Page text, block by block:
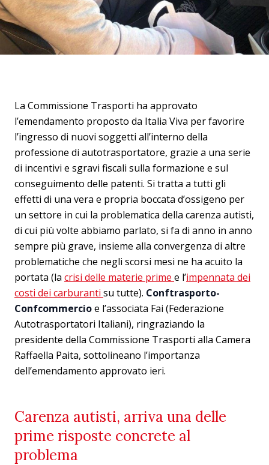
La Commissione Trasporti ha approvato
l’emendamento proposto da Italia Viva per favorire
l’ingresso di nuovi soggetti all’interno della
professione di autotrasportatore, grazie a una serie
di incentivi e sgravi fiscali sulla formazione e sul
conseguimento delle patenti. Si tratta a tutti gli
effetti di una vera e propria boccata d’ossigeno per
un settore in cui la problematica della carenza autisti,
di cui più volte abbiamo parlato, si fa di anno in anno
sempre più grave, insieme alla convergenza di altre
problematiche che negli scorsi mesi ne ha acuito la
portata (la crisi delle materie prime e l’impennata dei
costi dei carburanti su tutte). Conftrasporto-
Confcommercioe l’associata Fai (Federazione
Autotrasportatori Italiani), ringraziando la
presidente della Commissione Trasporti alla Camera
Raffaella Paita, sottolineano l’importanza
dell’emendamento approvato ieri.
Carenza autisti, arriva una delle
prime risposte concrete al
problema